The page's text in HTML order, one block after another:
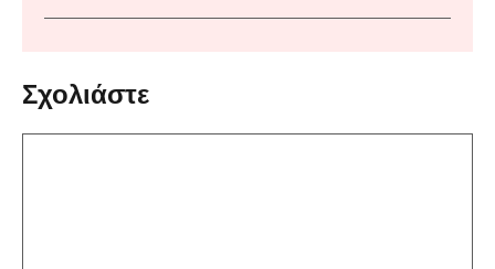
Σχολιάστε